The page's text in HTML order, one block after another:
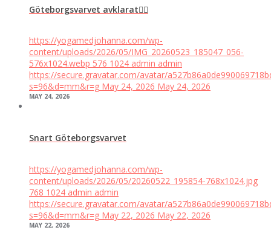
Göteborgsvarvet avklarat👍🏼
https://yogamedjohanna.com/wp-
content/uploads/2026/05/IMG_20260523_185047_056-
576x1024.webp 576 1024 admin admin
https://secure.gravatar.com/avatar/
s=96&d=mm&r=g May 24, 2026 May 24, 2026
MAY 24, 2026
Snart Göteborgsvarvet
https://yogamedjohanna.com/wp-
content/uploads/2026/05/20260522_195854-768x1024.jpg
768 1024 admin admin
https://secure.gravatar.com/avatar/
s=96&d=mm&r=g May 22, 2026 May 22, 2026
MAY 22, 2026